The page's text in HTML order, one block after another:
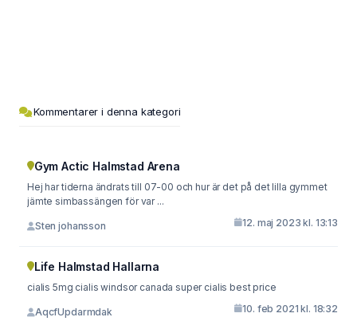
Kommentarer i denna kategori
Gym Actic Halmstad Arena
Hej har tiderna ändrats till 07-00 och hur är det på det lilla gymmet
jämte simbassängen för var ...
Sten johansson 12. maj 2023 kl. 13:13
Life Halmstad Hallarna
cialis 5mg cialis windsor canada super cialis best price
AqcfUpdarmdak 10. feb 2021 kl. 18:32